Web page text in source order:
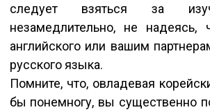
следует взяться за
незамедлительно, не надеясь,
английского или вашим
русского языка.
Помните, что, овладевая
бы понемногу, вы существенно